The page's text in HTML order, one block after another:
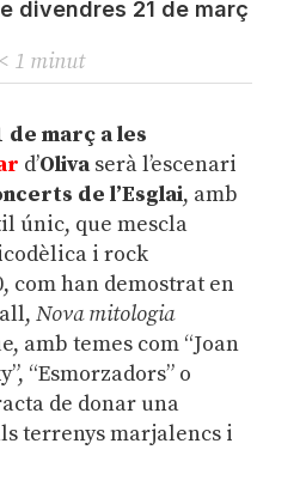
divendres 21 de març
< 1 minut
de març a les
d’Olivaserà l’escenari
de l’Esglai, amb
únic, que mescla
i rock
com han demostrat en
Nova mitologia
amb temes com “Joan
“Esmorzadors” o
de donar una
terrenys marjalencs i